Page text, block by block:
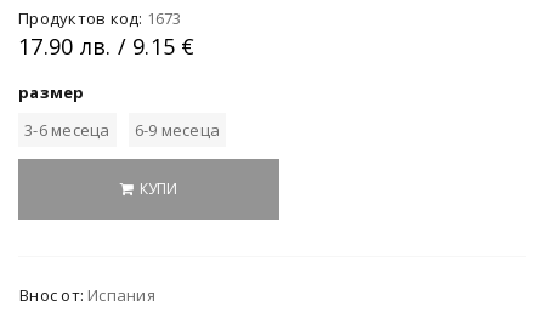
Продуктов код: 1673
17.90 лв. / 9.15 €
размер
3-6 месеца
6-9 месеца
КУПИ
Внос от: Испания